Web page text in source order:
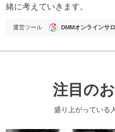
緒に考えていきます。
運営ツール DMMオンラインサ
注目の
盛り上がっている